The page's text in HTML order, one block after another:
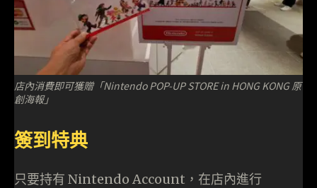
店內消費即可獲贈「Nintendo POP-UP STORE in HONG KONG 原
創海報」
簽到特典
只要持有 Nintendo Account，在店內進行